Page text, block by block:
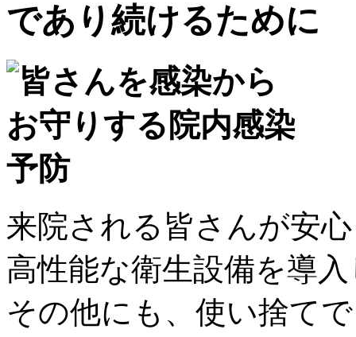
来院される皆さんが安
高性能な衛生設備を導
その他にも、使い捨て